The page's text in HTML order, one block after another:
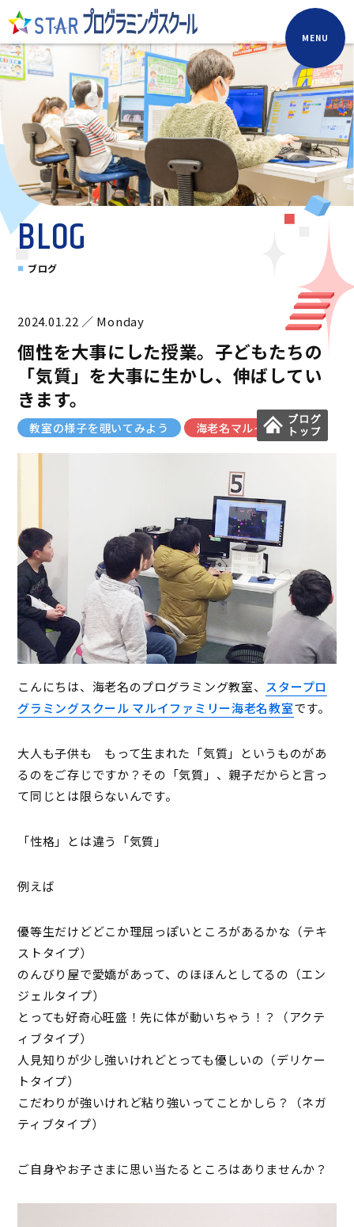
MENU
BLOG
ブログ
2024.01.22 ／ Monday
個性を大事にした授業。子どもたちの
「気質」を大事に生かし、伸ばしてい
きます。
教室の様子を覗いてみよう 海老名マルイ教室
こんにちは、海老名のプログラミング教室、 スタープロ
グラミングスクール マルイファミリー海老名教室です。
大人も子供も もって生まれた「気質」というものがあ
るのをご存じですか？その「気質」、親子だからと言っ
て同じとは限らないんです。
「性格」とは違う「気質」
例えば
優等生だけどどこか理屈っぽいところがあるかな（テキ
ストタイプ）
のんびり屋で愛嬌があって、のほほんとしてるの（エン
ジェルタイプ）
とっても好奇心旺盛！先に体が動いちゃう！？（アクテ
ィブタイプ）
人見知りが少し強いけれどとっても優しいの（デリケー
トタイプ）
こだわりが強いけれど粘り強いってことかしら？（ネガ
ティブタイプ）
ご自身やお子さまに思い当たるところはありませんか？